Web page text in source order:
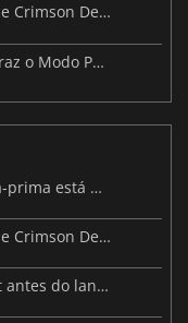
Pearl Abyss revela imagens de jogo de Crimson Desert para a PS5
A atualização da Nintendo Switch 2 traz o Modo Portátil aos jogos mais antigos da Switch
GTA VI: Para além dos atrasos, a obra-prima está quase a chegar
Pearl Abyss revela imagens de jogo de Crimson Desert para a PS5
A controvérsia atinge Crimson Desert antes do lançamento